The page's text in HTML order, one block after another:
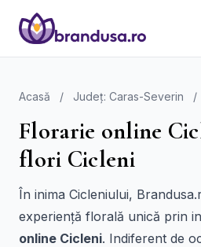
Acasă / Județ: Caras-Severin /
Florarie online
flori Cicleni
În inima Cicleniului,
experiență florală unică prin
online Cicleni. Indiferent de